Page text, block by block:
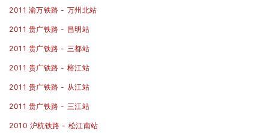
2011 渝万铁路 - 万州北站
2011 贵广铁路 - 昌明站
2011 贵广铁路 - 三都站
2011 贵广铁路 - 榕江站
2011 贵广铁路 - 从江站
2011 贵广铁路 - 三江站
2010 沪杭铁路 - 松江南站